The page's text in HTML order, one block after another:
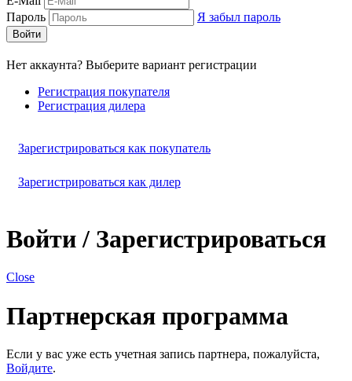
Пароль
Я забыл пароль
Войти
Нет аккаунта? Выберите вариант регистрации
Регистрация покупателя
Регистрация дилера
Зарегистрироваться как покупатель
Зарегистрироваться как дилер
Войти / Зарегистрироваться
Close
Партнерская программа
Если у вас уже есть учетная запись партнера, пожалуйста,
Войдите.